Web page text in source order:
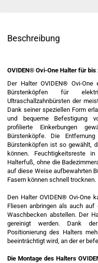
Beschreibung
OVIDEN® Ovi-One Halter für
Der Halter OVIDEN® Ovi-
Bürstenköpfen für
Ultraschallzahnbürsten der
Dank seiner speziellen Form
und bequeme Befestigung
profilierte Einkerbungen
Bürstenköpfe. Die
Bürstenköpfen ist so gewählt,
können. Feuchtigkeitsreste
Halterfuß, ohne die
auf diese Weise aufbewahrten
Fasern können schnell trocknen.
Den Halter OVIDEN® Ovi-One
Fliesen anbringen als auch auf
Waschbecken abstellen. Der
gereinigt werden. Dank
Positionierung des Halters
beeinträchtigt wird, an der er
Die Montage des Halters